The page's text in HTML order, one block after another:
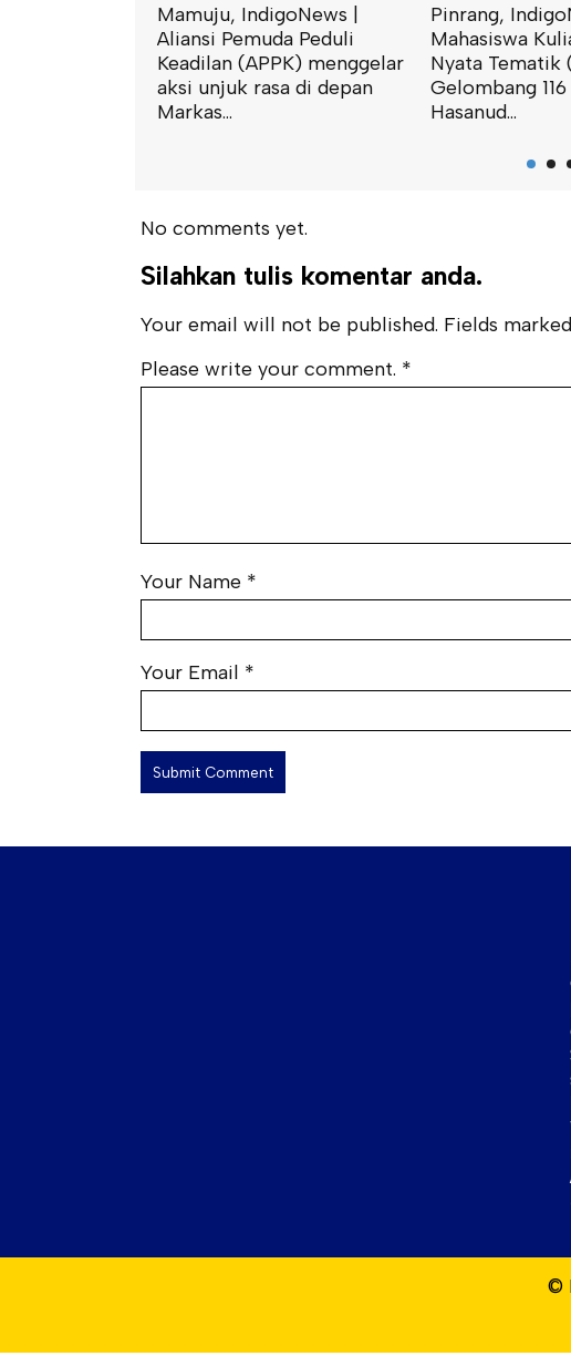
Mamuju, IndigoNews |
Aliansi Pemuda Peduli
Keadilan (APPK) menggelar
aksi unjuk rasa di depan
Markas...
Pinrang,
Mahasiswa
Nyata Tematik
Gelombang
Hasanud...
No comments yet.
Silahkan tulis komentar anda.
Your email will not be published. Fields
Please write your comment. *
Your Name *
Your Email *
©